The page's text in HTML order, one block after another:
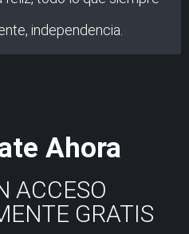
independencia.
Ahora
ACCESO
GRATIS